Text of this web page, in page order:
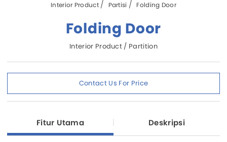
Interior Product Partisi Folding Door
Folding Door
Interior Product / Partition
Contact Us For Price
Fitur Utama Deskripsi